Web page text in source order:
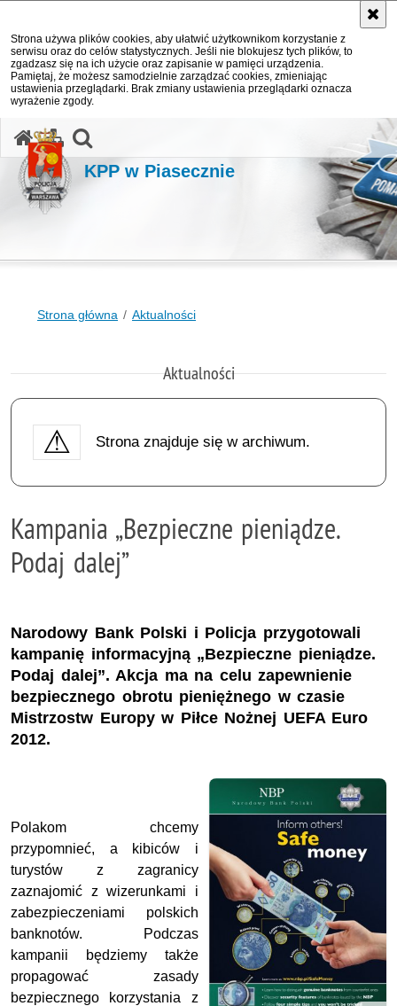
Strona używa plików cookies, aby ułatwić użytkownikom korzystanie z
serwisu oraz do celów statystycznych. Jeśli nie blokujesz tych plików, to
zgadzasz się na ich użycie oraz zapisanie w pamięci urządzenia.
Pamiętaj, że możesz samodzielnie zarządzać cookies, zmieniając
ustawienia przeglądarki. Brak zmiany ustawienia przeglądarki oznacza
wyrażenie zgody.
KPP w Piasecznie
Strona główna Aktualności
Aktualności
Strona znajduje się w archiwum.
Kampania „Bezpieczne pieniądze.
Podaj dalej”
Narodowy Bank Polski i Policja przygotowali
kampanię informacyjną „Bezpieczne pieniądze.
Podaj dalej”. Akcja ma na celu zapewnienie
bezpiecznego obrotu pieniężnego w czasie
Mistrzostw Europy w Piłce Nożnej UEFA Euro
2012.
Polakom chcemy
przypomnieć, a kibiców i
turystów z zagranicy
zaznajomić z wizerunkami i
zabezpieczeniami polskich
banknotów. Podczas
kampanii będziemy także
propagować zasady
bezpiecznego korzystania z